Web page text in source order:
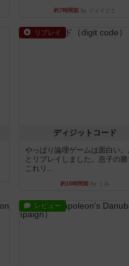
約7時間前 by ジェイとと
リプレイ
ディジットコード
やっぱり論理ゲームは面白い。
とリプレイしました。息子の勝
これリ...
約16時間前 by くみ
レビュー